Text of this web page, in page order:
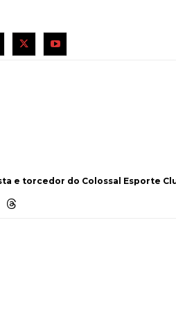
e torcedor do Colossal Esporte